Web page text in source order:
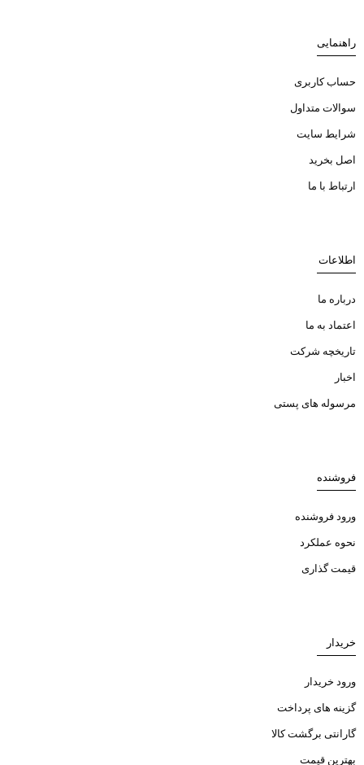
راهنمایی
حساب کاربری
سوالات متداول
شرایط سایت
اصل بخرید
ارتباط با ما
اطلاعات
درباره ما
اعتماد به ما
تاریخچه شرکت
اخبار
مرسوله های پستی
فروشنده
ورود فروشنده
نحوه عملکرد
قیمت گذاری
خریدار
ورود خریدار
گزینه های پرداخت
گارانتی برگشت کالا
بهترین قیمت